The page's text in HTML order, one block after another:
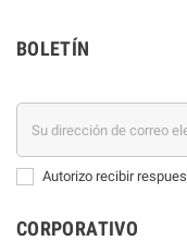
BOLETÍN
Autorizo recibir
CORPORATIVO